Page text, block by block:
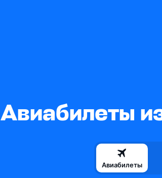
Авиабилеты
Авиабилеты